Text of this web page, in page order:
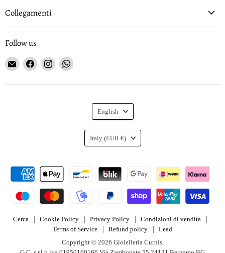
Collegamenti
Follow us
Email
Gioielleria
Curnis
Find
on
Find
on
Find
on
Cerca Cookie Policy Privacy Policy
Condizioni di vendita
Terms of Service
Refund policy
Lead
Copyright © 2026 Gioielleria Curnis.
Language
English
Country
Italy (EUR €)